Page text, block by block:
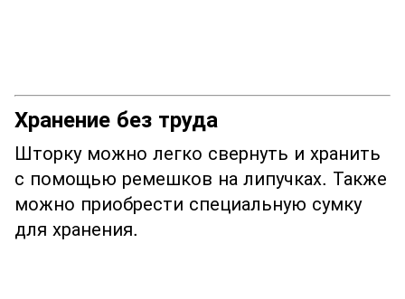
Хранение без труда
Шторку можно легко свернуть и хранить
с помощью ремешков на липучках. Также
можно приобрести специальную сумку
для хранения.